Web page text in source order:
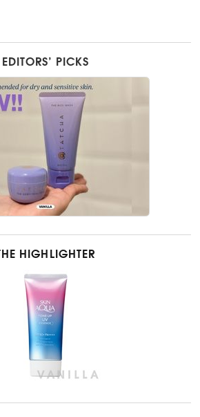
EDITORS’ PICKS
THE HIGHLIGHTER